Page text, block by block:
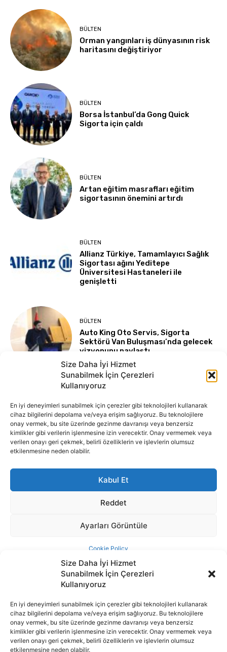
Size Daha İyi Hizmet
Sunabilmek İçin Çerezleri
Kullanıyoruz
En iyi deneyimleri sunabilmek için çerezler gibi teknolojileri kullanarak
cihaz bilgilerini depolama ve/veya erişim sağlıyoruz. Bu teknolojilere
onay vermek, bu site üzerinde gezinme davranışı veya benzersiz
kimlikler gibi verilerin işlenmesine izin verecektir. Onay vermemek veya
verilen onayı geri çekmek, belirli özelliklerin ve işlevlerin olumsuz
etkilenmesine neden olabilir.
İnternet portalımızda yer alan tüm haber metini, resim ve benzeri
içeriğin hakları Sigortamedya Yayıncılık A.Ş.'ye aittir. Hiçbir şekilde
basılı ya da elektronik bir ortamda, kaynak gösterilse bile izin
alınmadan kullanılamaz.